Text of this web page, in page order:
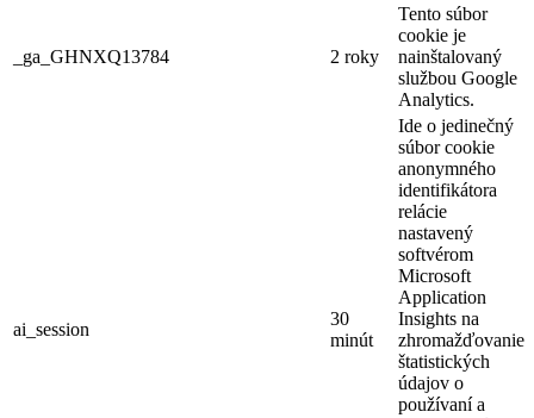
_ga_GHNXQ13784 2 roky
Tento súbor
cookie je
nainštalovaný
službou Google
Analytics.
ai_session
30
minút
Ide o jedinečný
súbor cookie
anonymného
identifikátora
relácie
nastavený
softvérom
Microsoft
Application
Insights na
zhromažďovanie
štatistických
údajov o
používaní a